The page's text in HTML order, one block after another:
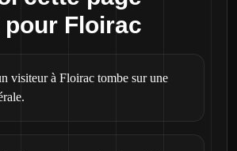
Floirac
visiteur à Floirac tombe sur une